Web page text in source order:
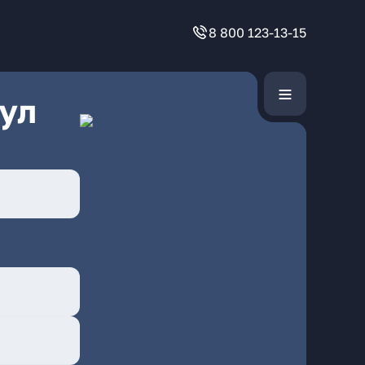
8 800 123-13-15